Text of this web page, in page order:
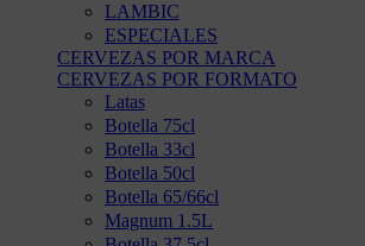
LAMBIC
ESPECIALES
CERVEZAS POR MARCA
CERVEZAS POR FORMATO
Latas
Botella 75cl
Botella 33cl
Botella 50cl
Botella 65/66cl
Magnum 1.5L